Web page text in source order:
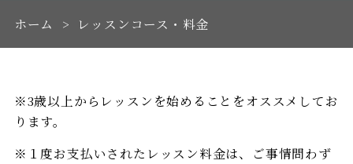
ホーム レッスンコース・料金
※3歳以上からレッスンを始めることをオススメしてお
ります。
※１度お支払いされたレッスン料金は、ご事情問わず